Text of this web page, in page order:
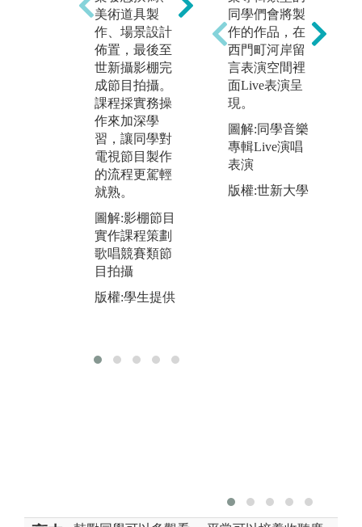
美術道具製
作、場景設計
佈置，最後至
世新攝影棚完
成節目拍攝。
課程採實務操
作來加深學
習，讓同學對
電視節目製作
的流程更駕輕
就熟。
圖解:影棚節目
實作課程策劃
歌唱競賽類節
目拍攝
版權:學生提供
類型的電視電
影專業器材，
也經由拍攝過
程中更加了解
影視拍片的流
程。
影片作業拍攝
版權:學生提供
同學們會將製
作的作品，在
西門町河岸留
言表演空間裡
面Live表演呈
現。
圖解:同學音樂
專輯Live演唱
表演
版權:世新大學